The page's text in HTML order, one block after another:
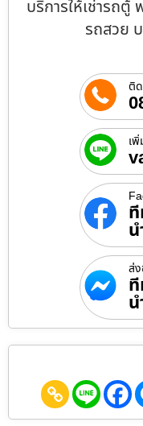
บริการให้เช่ารถ
รถสวย
ติ
เ
ส่